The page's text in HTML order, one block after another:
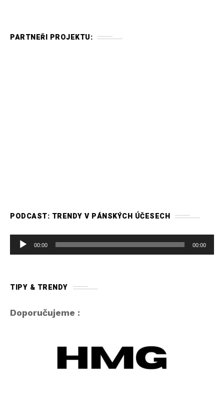
PARTNEŘI PROJEKTU:
PODCAST: TRENDY V PÁNSKÝCH ÚČESECH
u
p
00:00 00:00
TIPY & TRENDY
Doporučujeme :